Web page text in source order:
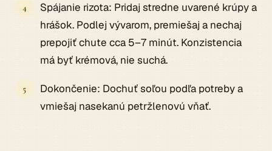
Spájanie rizota: Pridaj stredne uvarené krúpy a
hrášok. Podlej vývarom, premiešaj a nechaj
prepojiť chute cca 5–7 minút. Konzistencia
má byť krémová, nie suchá.
Dokončenie: Dochuť soľou podľa potreby a
vmiešaj nasekanú petržlenovú vňať.